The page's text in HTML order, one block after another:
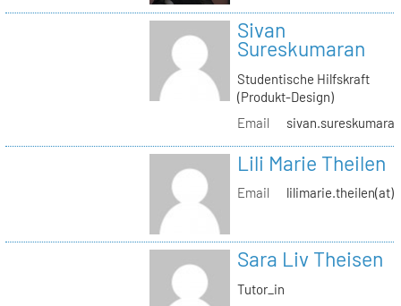
Sivan
Sureskumaran
Studentische Hilfskraft
(Produkt-Design)
Email
Lili Marie Theilen
Email
Sara Liv Theisen
Tutor_in